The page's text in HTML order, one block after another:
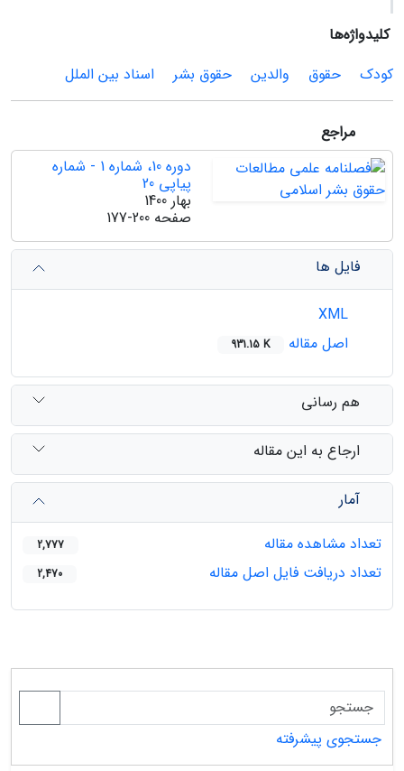
کلیدواژه‌ها
کودک
حقوق والدین حقوق بشر اسناد بین الملل
مراجع
دوره 10، شماره 1 - شماره
پیاپی 20
بهار 1400
صفحه 177-200
فایل ها
اصل مقاله
931.15 K
هم رسانی
ارجاع به این مقاله
آمار
تعداد مشاهده مقاله
2,777
تعداد دریافت فایل اصل مقاله 2,470
جستجوی پیشرفته